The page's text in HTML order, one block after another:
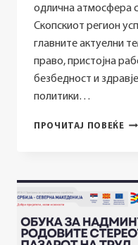
одлична атмосфера
Скопскиот регион
главните актуелни
право, пристојна
безбедност и
политики…
ПРОЧИТАЈ ПОВЕЌЕ